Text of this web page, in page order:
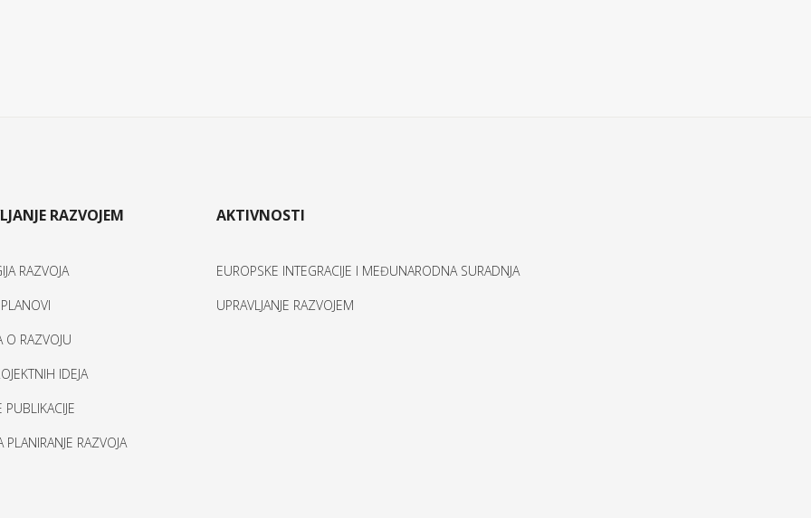
RAZVOJEM
RAZVOJA
O RAZVOJU
IDEJA
PUBLIKACIJE
PLANIRANJE RAZVOJA
AKTIVNOSTI
EUROPSKE INTEGRACIJE I MEĐUNARODNA SURADNJA
UPRAVLJANJE RAZVOJEM